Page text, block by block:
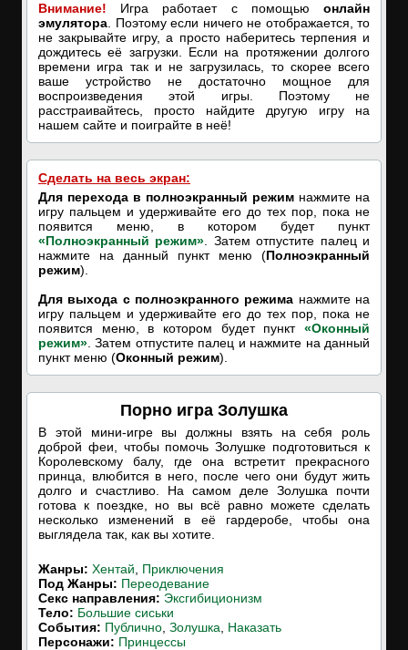
Внимание! Игра работает с помощью онлайн
эмулятора . Поэтому если ничего не отображается, то
не закрывайте игру, а просто наберитесь терпения и
дождитесь её загрузки. Если на протяжении долгого
времени игра так и не загрузилась, то скорее всего
ваше устройство не достаточно мощное для
воспроизведения этой игры. Поэтому не
расстраивайтесь, просто найдите другую игру на
нашем сайте и поиграйте в неё!
Сделать на весь экран:
Для перехода в полноэкранный режим нажмите на
игру пальцем и удерживайте его до тех пор, пока не
появится меню, в котором будет пункт
«Полноэкранный режим» . Затем отпустите палец и
нажмите на данный пункт меню (Полноэкранный
режим).
Для выхода с полноэкранного режима нажмите на
игру пальцем и удерживайте его до тех пор, пока не
появится меню, в котором будет пункт «Оконный
режим» . Затем отпустите палец и нажмите на данный
пункт меню (Оконный режим).
Порно игра Золушка
В этой мини-игре вы должны взять на себя роль
доброй феи, чтобы помочь Золушке подготовиться к
Королевскому балу, где она встретит прекрасного
принца, влюбится в него, после чего они будут жить
долго и счастливо. На самом деле Золушка почти
готова к поездке, но вы всё равно можете сделать
несколько изменений в её гардеробе, чтобы она
выглядела так, как вы хотите.
Жанры: Хентай
Приключения
Под Жанры: Переодевание
Cекс направления: Эксгибиционизм
Тело: Большие сиськи
События: Публично Золушка
Наказать
Персонажи: Принцессы